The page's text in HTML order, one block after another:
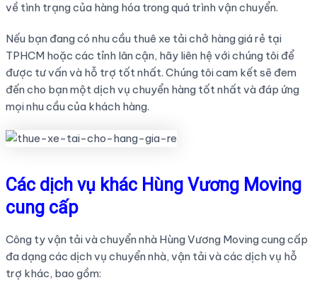
về tình trạng của hàng hóa trong quá trình vận chuyển.
Nếu bạn đang có nhu cầu thuê xe tải chở hàng giá rẻ tại
TPHCM hoặc các tỉnh lân cận, hãy liên hệ với chúng tôi để
được tư vấn và hỗ trợ tốt nhất. Chúng tôi cam kết sẽ đem
đến cho bạn một dịch vụ chuyển hàng tốt nhất và đáp ứng
mọi nhu cầu của khách hàng.
Các dịch vụ khác Hùng Vương Moving
cung cấp
Công ty vận tải và chuyển nhà Hùng Vương Moving cung cấp
đa dạng các dịch vụ chuyển nhà, vận tải và các dịch vụ hỗ
trợ khác, bao gồm: